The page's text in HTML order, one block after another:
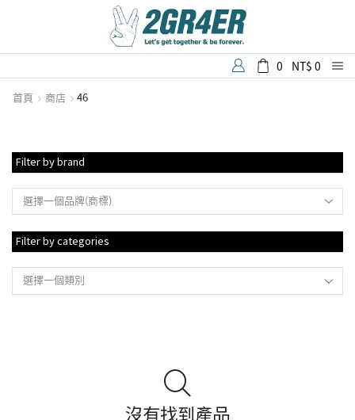
0 NT$ 0
首頁 商店 46
Filter by brand
選擇一個品牌(商標)
Filter by categories
選擇一個類別
沒有找到產品